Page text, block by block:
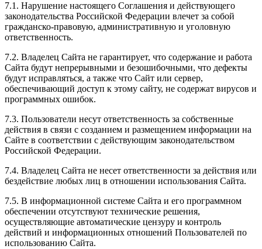
7.1. Нарушение настоящего Соглашения и действующего
законодательства Российской Федерации влечет за собой
гражданско-правовую, административную и уголовную
ответственность.
7.2. Владелец Сайта не гарантирует, что содержание и работа
Сайта будут непрерывными и безошибочными, что дефекты
будут исправляться, а также что Сайт или сервер,
обеспечивающий доступ к этому сайту, не содержат вирусов и
программных ошибок.
7.3. Пользователи несут ответственность за собственные
действия в связи с созданием и размещением информации на
Сайте в соответствии с действующим законодательством
Российской Федерации.
7.4. Владелец Сайта не несет ответственности за действия или
бездействие любых лиц в отношении использования Сайта.
7.5. В информационной системе Сайта и его программном
обеспечении отсутствуют технические решения,
осуществляющие автоматические цензуру и контроль
действий и информационных отношений Пользователей по
использованию Сайта.